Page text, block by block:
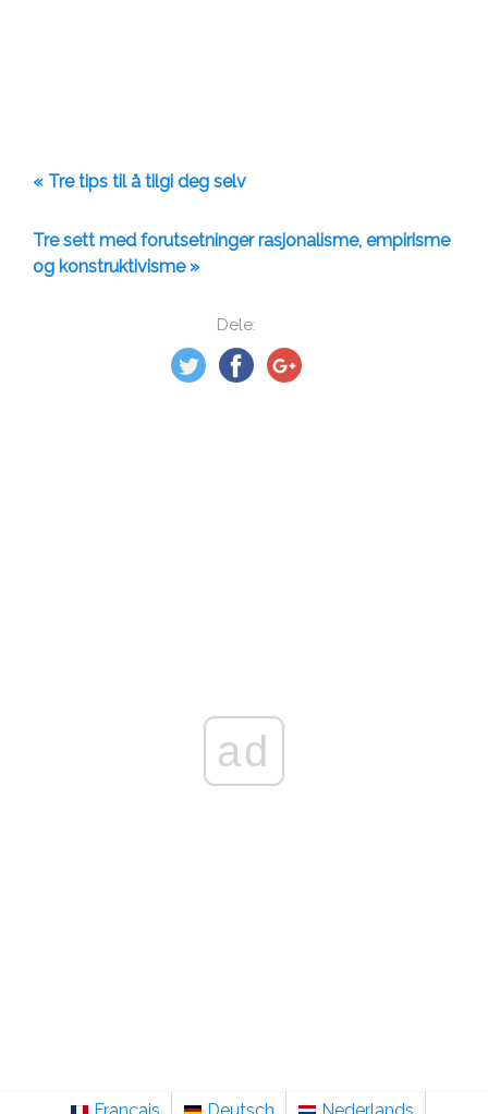
Dele:
« Tre tips til å tilgi deg selv
Tre sett med forutsetninger rasjonalisme, empirisme
og konstruktivisme »
ad